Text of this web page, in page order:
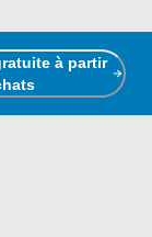
à partir